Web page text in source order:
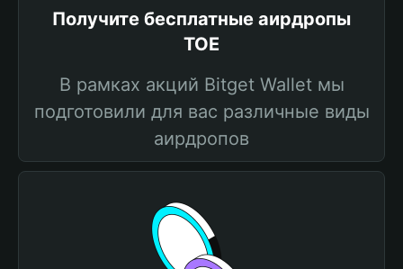
Получите бесплатные аирдропы
TOE
В рамках акций Bitget Wallet мы
подготовили для вас различные виды
аирдропов